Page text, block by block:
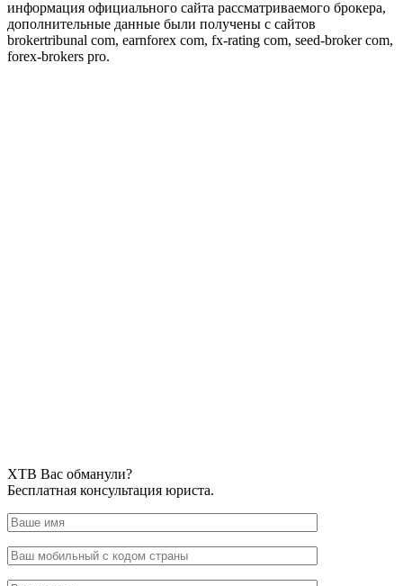
информация официального сайта рассматриваемого брокера,
дополнительные данные были получены с сайтов
brokertribunal com, earnforex com, fx-rating com, seed-broker com,
forex-brokers pro.
XTB Вас обманули?
Бесплатная консультация юриста.